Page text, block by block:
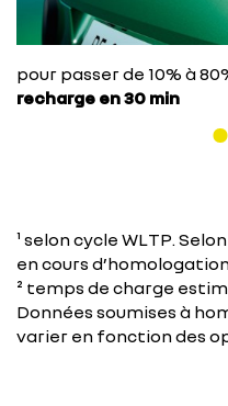
pour passer de 10% à
recharge en 30 min
¹ selon cycle WLTP.
en cours
² temps de charge
Données soumises à
varier en fonction des